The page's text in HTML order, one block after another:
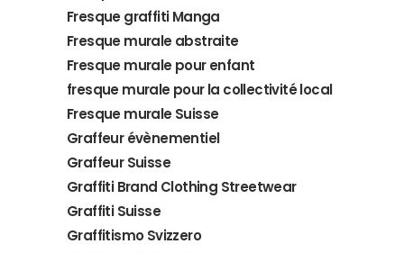
Fresque graffiti Manga
Fresque murale abstraite
Fresque murale pour enfant
fresque murale pour la collectivité local
Fresque murale Suisse
Graffeur évènementiel
Graffeur Suisse
Graffiti Brand Clothing Streetwear
Graffiti Suisse
Graffitismo Svizzero